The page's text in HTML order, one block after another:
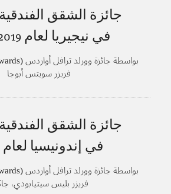
جائزة الشقق
في نيجيريا لعام2022
بواسطة جائزة وورلد ترافل أواردس (World Travel Awards)
فريزر سويتس أبوجا
جائزة الشقق
في إندونيسيا لعام
بواسطة جائزة وورلد ترافل أواردس (World Travel Awards)
فريزر بليس سيتيابودي،